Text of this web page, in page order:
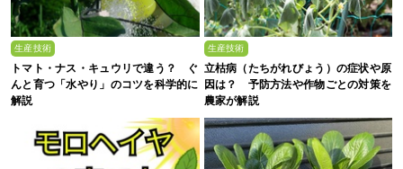
生産技術
トマト・ナス・キュウリで違う？ ぐ
んと育つ「水やり」のコツを科学的に
解説
生産技術
立枯病（たちがれびょう）の症状や原
因は？ 予防方法や作物ごとの対策を
農家が解説